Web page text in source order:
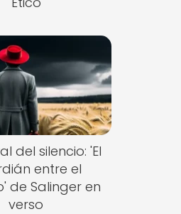
del silencio: 'El
entre el
de Salinger en
verso